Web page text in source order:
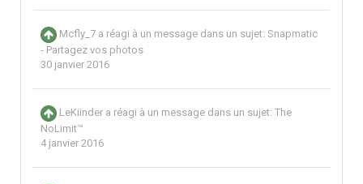
Mcfly_7 a réagi à un message dans un sujet: Snapmatic
- Partagez vos photos
30 janvier 2016
LeKiinder a réagi à un message dans un sujet: The
NoLimit™
4 janvier 2016